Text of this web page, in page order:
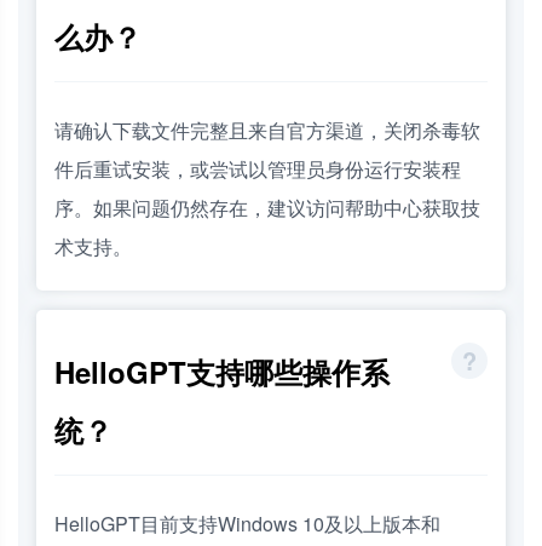
么办？
请确认下载文件完整且来自官方渠道，关闭杀毒软
件后重试安装，或尝试以管理员身份运行安装程
序。如果问题仍然存在，建议访问帮助中心获取技
术支持。
HelloGPT支持哪些操作系
统？
HelloGPT目前支持Windows 10及以上版本和